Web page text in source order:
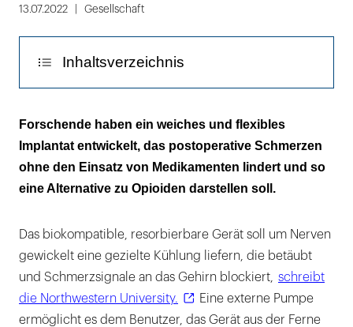
13.07.2022 Gesellschaft
Inhaltsverzeichnis
Gerät nutzt das Prinzip der
Verdunstungskälte
Sensor misst die Temperatur des Nervs, um
Gewebeschäden zu vermeiden
Forschende haben ein weiches und flexibles
Implantat entwickelt, das postoperative Schmerzen
ohne den Einsatz von Medikamenten lindert und so
eine Alternative zu Opioiden darstellen soll.
Das biokompatible, resorbierbare Gerät soll um Nerven
gewickelt eine ​​gezielte Kühlung liefern, die betäubt
und Schmerzsignale an das Gehirn blockiert,
schreibt
die Northwestern University.
Eine externe Pumpe
ermöglicht es dem Benutzer, das Gerät aus der Ferne